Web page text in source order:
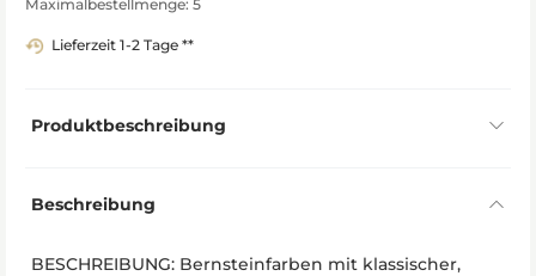
Maximalbestellmenge: 5
Lieferzeit 1-2 Tage **
Produktbeschreibung
Beschreibung
BESCHREIBUNG: Bernsteinfarben mit klassischer,